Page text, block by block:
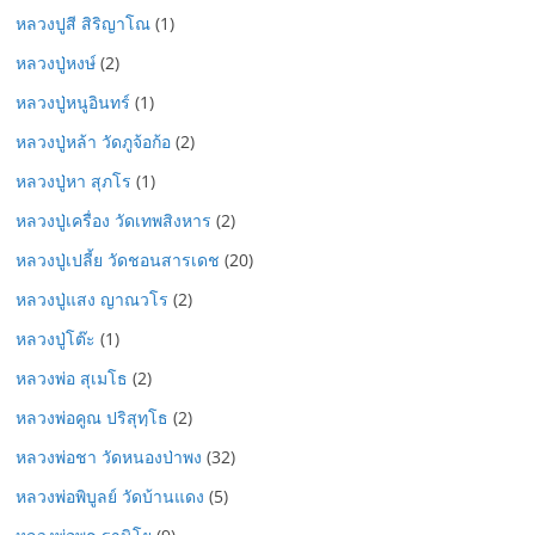
หลวงปูสี สิริญาโณ (1)
หลวงปู่หงษ์ (2)
หลวงปู่หนูอินทร์ (1)
หลวงปู่หล้า วัดภูจ้อก้อ (2)
หลวงปู่หา สุภโร (1)
หลวงปู่เครื่อง วัดเทพสิงหาร (2)
หลวงปู่เปลี้ย วัดชอนสารเดช (20)
หลวงปู่แสง ญาณวโร (2)
หลวงปู่โต๊ะ (1)
หลวงพ่อ สุเมโธ (2)
หลวงพ่อคูณ ปริสุทฺโธ (2)
หลวงพ่อชา วัดหนองป่าพง (32)
หลวงพ่อพิบูลย์ วัดบ้านแดง (5)